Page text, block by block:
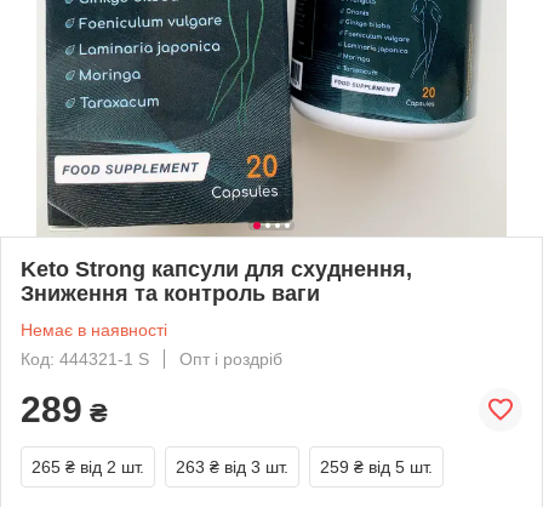
Keto Strong капсули для схуднення,
Зниження та контроль ваги
Немає в наявності
Код: 444321-1 S
Опт і роздріб
289 ₴
265 ₴ від 2 шт. 263 ₴ від 3 шт. 259 ₴ від 5 шт.